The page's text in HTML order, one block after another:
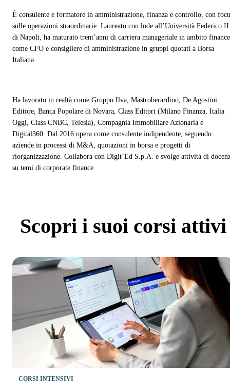
È consulente e formatore in amministrazione, finanza e controllo, con
sulle operazioni straordinarie. Laureato con lode all’Università Federico II
di Napoli, ha maturato trent’anni di carriera manageriale in ambito finance
come CFO e consigliere di amministrazione in gruppi quotati a Borsa
Italiana.
Ha lavorato in realtà come Gruppo Ilva, Mastroberardino, De Agostini
Editore, Banca Popolare di Novara, Class Editori (Milano Finanza, Italia
Oggi, Class CNBC, Telesia), Compagnia Immobiliare Azionaria e
Digital360. Dal 2016 opera come consulente indipendente, seguendo
aziende in processi di M&A, quotazioni in borsa e progetti di
riorganizzazione. Collabora con Digit’Ed S.p.A. e svolge attività di
su temi di corporate finance.
Scopri i suoi corsi attivi
CORSI INTENSIVI